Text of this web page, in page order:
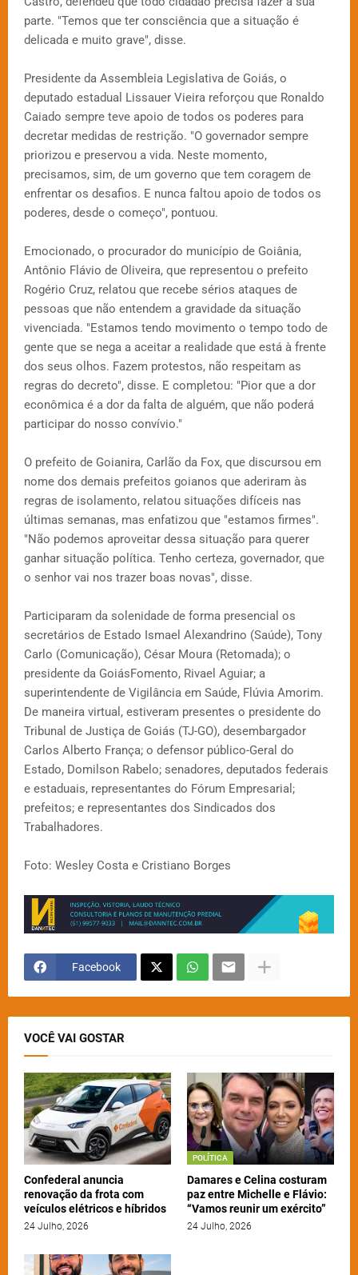
parte. "Temos que ter consciência que a situação é
delicada e muito grave", disse.
Presidente da Assembleia Legislativa de Goiás, o
deputado estadual Lissauer Vieira reforçou que Ronaldo
Caiado sempre teve apoio de todos os poderes para
decretar medidas de restrição. "O governador sempre
priorizou e preservou a vida. Neste momento,
precisamos, sim, de um governo que tem coragem de
enfrentar os desafios. E nunca faltou apoio de todos os
poderes, desde o começo", pontuou.
Emocionado, o procurador do município de Goiânia,
Antônio Flávio de Oliveira, que representou o prefeito
Rogério Cruz, relatou que recebe sérios ataques de
pessoas que não entendem a gravidade da situação
vivenciada. "Estamos tendo movimento o tempo todo de
gente que se nega a aceitar a realidade que está à frente
dos seus olhos. Fazem protestos, não respeitam as
regras do decreto", disse. E completou: "Pior que a dor
econômica é a dor da falta de alguém, que não poderá
participar do nosso convívio."
O prefeito de Goianira, Carlão da Fox, que discursou em
nome dos demais prefeitos goianos que aderiram às
regras de isolamento, relatou situações difíceis nas
últimas semanas, mas enfatizou que "estamos firmes".
"Não podemos aproveitar dessa situação para querer
ganhar situação política. Tenho certeza, governador, que
o senhor vai nos trazer boas novas", disse.
Participaram da solenidade de forma presencial os
secretários de Estado Ismael Alexandrino (Saúde), Tony
Carlo (Comunicação), César Moura (Retomada); o
presidente da GoiásFomento, Rivael Aguiar; a
superintendente de Vigilância em Saúde, Flúvia Amorim.
De maneira virtual, estiveram presentes o presidente do
Tribunal de Justiça de Goiás (TJ-GO), desembargador
Carlos Alberto França; o defensor público-Geral do
Estado, Domilson Rabelo; senadores, deputados federais
e estaduais, representantes do Fórum Empresarial;
prefeitos; e representantes dos Sindicados dos
Trabalhadores.
Foto: Wesley Costa e Cristiano Borges
Facebook
VOCÊ VAI GOSTAR
Confederal anuncia
renovação da frota com
veículos elétricos e híbridos
24 Julho, 2026
POLÍTICA
Damares e Celina costuram
paz entre Michelle e Flávio:
“Vamos reunir um exército”
24 Julho, 2026